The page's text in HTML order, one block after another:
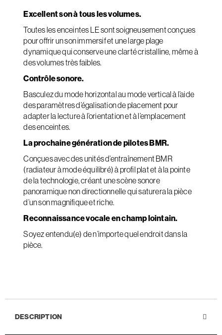
Excellent son à tous les volumes.
Toutes les enceintes LE sont soigneusement conçues
pour offrir un son immersif et une large plage
dynamique qui conserve une clarté cristalline, même à
des volumes très faibles.
Contrôle sonore.
Basculez du mode horizontal au mode vertical à l’aide
des paramètres d’égalisation de placement pour
adapter la lecture à l’orientation et à l’emplacement
des enceintes.
La prochaine génération de pilotes BMR.
Conçues avec des unités d’entraînement BMR
(radiateur à mode équilibré) à profil plat et à la pointe
de la technologie, créant une scène sonore
panoramique non directionnelle qui saturera la pièce
d’un son magnifique et riche.
Reconnaissance vocale en champ lointain.
Soyez entendu(e) de n’importe quel endroit dans la
pièce.
DESCRIPTION